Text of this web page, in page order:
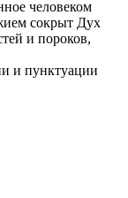
человеком
сокрыт Дух
и пороков,
и пунктуации